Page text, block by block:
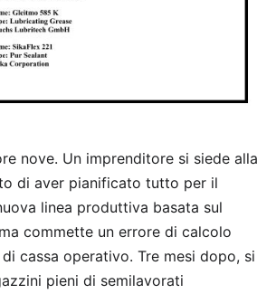
nove. Un imprenditore si siede alla
di aver pianificato tutto per il
linea produttiva basata sul
commette un errore di calcolo
cassa operativo. Tre mesi dopo, si
pieni di semilavorati